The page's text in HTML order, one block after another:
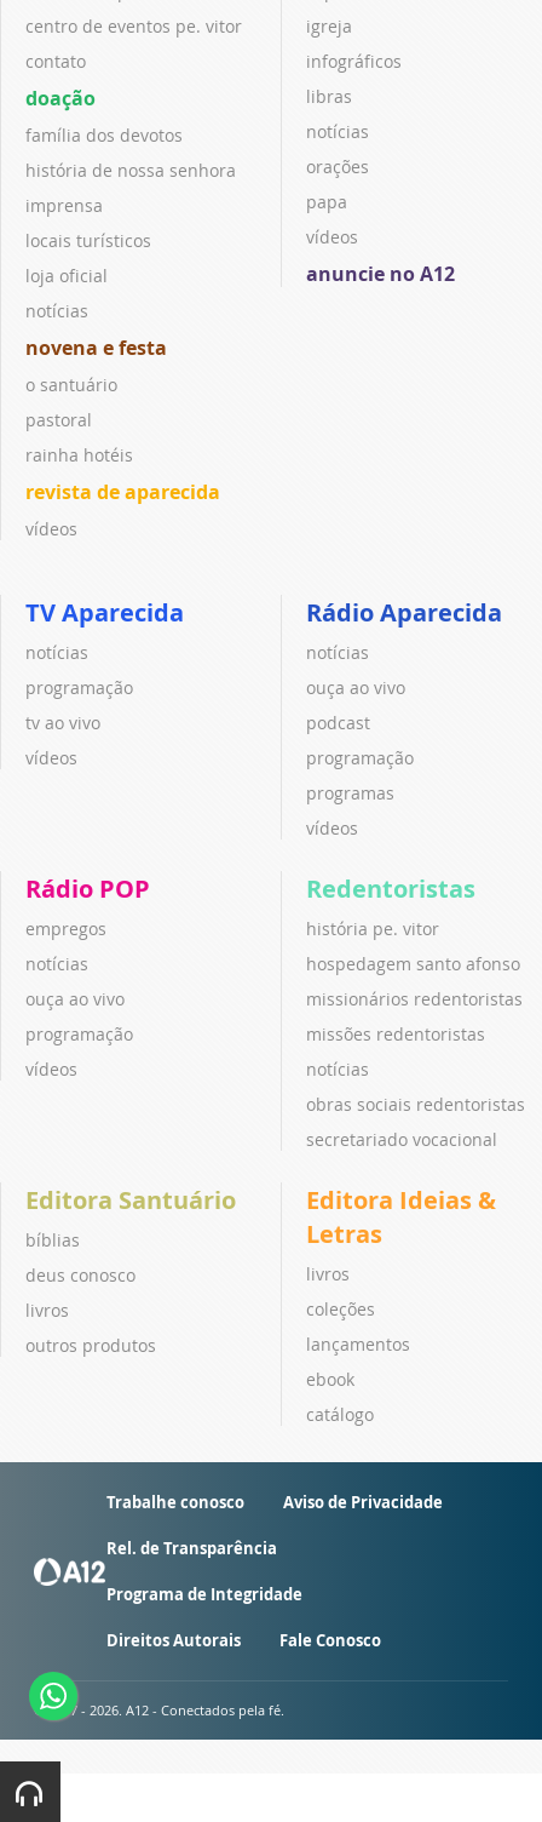
centro de eventos pe. vitor
contato
doação
família dos devotos
história de nossa senhora
imprensa
locais turísticos
loja oficial
notícias
novena e festa
o santuário
pastoral
rainha hotéis
revista de aparecida
vídeos
igreja
infográficos
libras
notícias
orações
papa
vídeos
anuncie no A12
TV Aparecida
notícias
programação
tv ao vivo
vídeos
Rádio Aparecida
notícias
ouça ao vivo
podcast
programação
programas
vídeos
Rádio POP
empregos
notícias
ouça ao vivo
programação
vídeos
Redentoristas
história pe. vitor
hospedagem santo afonso
missionários redentoristas
missões redentoristas
notícias
obras sociais redentoristas
secretariado vocacional
Editora Santuário
bíblias
deus conosco
livros
outros produtos
Editora Ideias &
Letras
livros
coleções
lançamentos
ebook
catálogo
Trabalhe conosco Aviso de Privacidade
Rel. de Transparência
Programa de Integridade
Direitos Autorais Fale Conosco
© 2007 - 2026. A12 - Conectados pela fé.